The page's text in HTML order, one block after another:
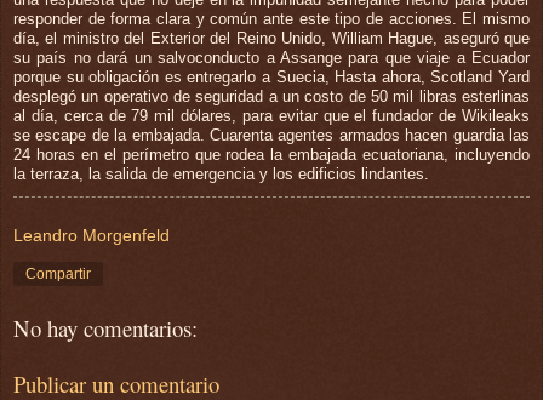
responder de forma clara y común ante este tipo de acciones. El mismo
día, el ministro del Exterior del Reino Unido, William Hague, aseguró que
su país no dará un salvoconducto a Assange para que viaje a Ecuador
porque su obligación es entregarlo a Suecia, Hasta ahora, Scotland Yard
desplegó un operativo de seguridad a un costo de 50 mil libras esterlinas
al día, cerca de 79 mil dólares, para evitar que el fundador de Wikileaks
se escape de la embajada. Cuarenta agentes armados hacen guardia las
24 horas en el perímetro que rodea la embajada ecuatoriana, incluyendo
la terraza, la salida de emergencia y los edificios lindantes.
Leandro Morgenfeld
Compartir
No hay comentarios:
Publicar un comentario